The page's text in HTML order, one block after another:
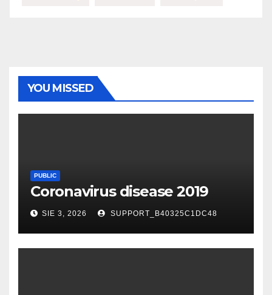
YOU MISSED
PUBLIC
Coronavirus disease 2019
SIE 3, 2026 SUPPORT_B40325C1DC48